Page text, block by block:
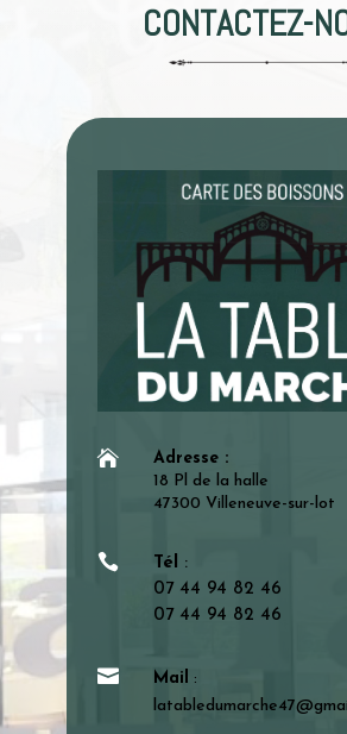
CONTACTEZ-

Adresse :
18 Pl de la halle
47300 Villeneuve-sur-lot
 Tél :
07 44 94 82 46
07 44 94 82 46
 Mail :